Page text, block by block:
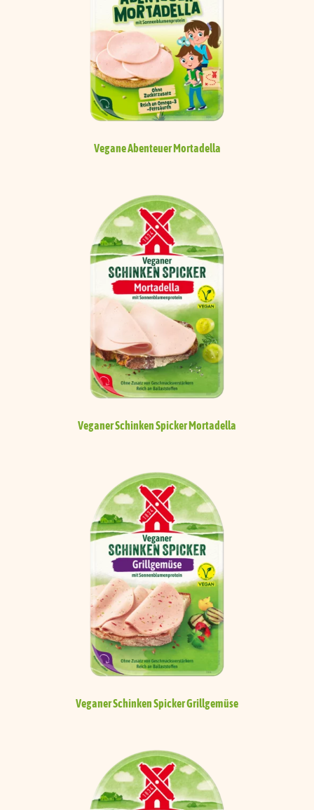
Vegane Abenteuer Mortadella
Veganer Schinken SpickerMortadella
Veganer Schinken SpickerGrillgemüse